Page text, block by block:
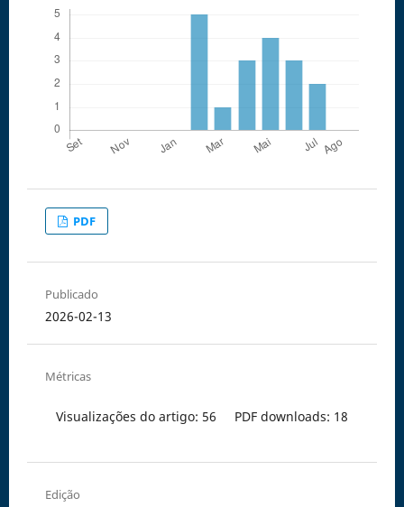
PDF
Publicado
2026-02-13
Métricas
Visualizações do artigo: 56 PDF downloads: 18
Edição